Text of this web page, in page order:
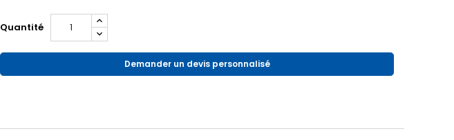
Quantité
Demander un devis personnalisé